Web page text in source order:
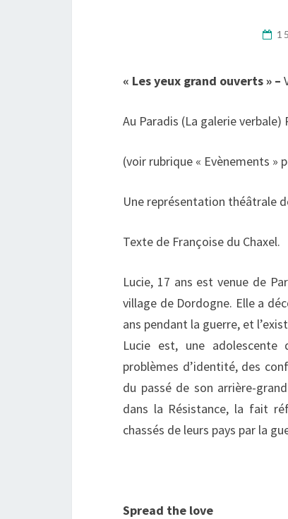
« Les yeux grand ouverts » –
Au Paradis (La galerie verbale)
(voir rubrique « Evènements »
Une représentation théâtrale
Texte de Françoise du Chaxel.
Lucie, 17 ans est venue de
village de Dordogne. Elle a
ans pendant la guerre, et
Lucie est, une adolescente
problèmes d’identité, des
du passé de son arrière-
dans la Résistance, la fait
chassés de leurs pays par la
Spread the love